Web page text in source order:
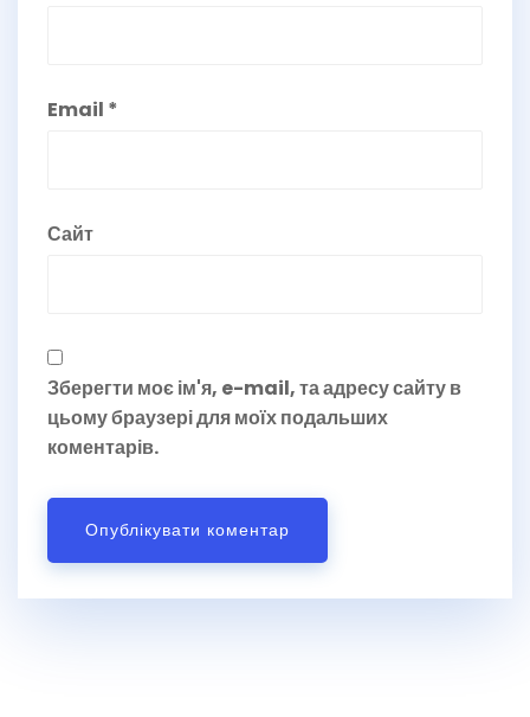
Email *
Сайт
Зберегти моє ім'я, e-mail, та адресу сайту в
цьому браузері для моїх подальших
коментарів.